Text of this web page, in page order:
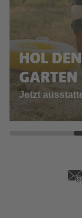
HOL
GARTEN
Jetzt